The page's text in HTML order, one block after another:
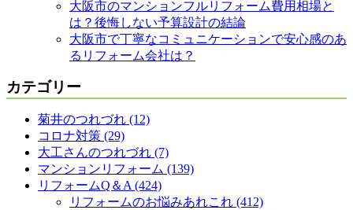
大阪市のマンションフルリフォーム費用相場と
は？後悔しない予算設計の結論
大阪市で丁寧なコミュニケーションで安心感のあ
るリフォーム会社は？
カテゴリー
菊井のつれづれ (12)
コロナ対策 (29)
大工さんのつれづれ (7)
マンションリフォーム (139)
リフォームQ＆A (424)
リフォームのお悩みあれこれ (412)